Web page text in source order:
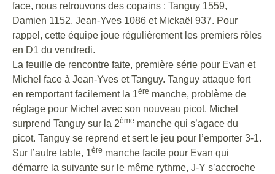
face, nous retrouvons des copains : Tanguy 1559,
Damien 1152, Jean-Yves 1086 et Mickaël 937. Pour
rappel, cette équipe joue régulièrement les premiers rôles
en D1 du vendredi.
La feuille de rencontre faite, première série pour Evan et
Michel face à Jean-Yves et Tanguy. Tanguy attaque fort
en remportant facilement la 1ère manche, problème de
réglage pour Michel avec son nouveau picot. Michel
surprend Tanguy sur la 2ème manche qui s’agace du
picot. Tanguy se reprend et sert le jeu pour l’emporter 3-1.
Sur l’autre table, 1ère manche facile pour Evan qui
démarre la suivante sur le même rythme, J-Y s’accroche